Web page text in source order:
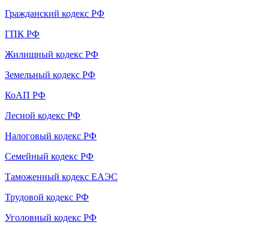
Гражданский кодекс РФ
ГПК РФ
Жилищный кодекс РФ
Земельный кодекс РФ
КоАП РФ
Лесной кодекс РФ
Налоговый кодекс РФ
Семейный кодекс РФ
Таможенный кодекс ЕАЭС
Трудовой кодекс РФ
Уголовный кодекс РФ